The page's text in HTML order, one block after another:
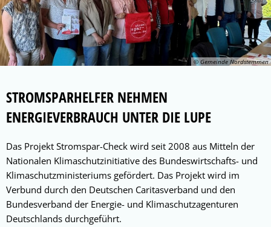
© Gemeinde Nordstemmen
STROMSPARHELFER NEHMEN
ENERGIEVERBRAUCH UNTER DIE LUPE
Das Projekt Stromspar-Check wird seit 2008 aus Mitteln der
Nationalen Klimaschutzinitiative des Bundeswirtschafts- und
Klimaschutzministeriums gefördert. Das Projekt wird im
Verbund durch den Deutschen Caritasverband und den
Bundesverband der Energie- und Klimaschutzagenturen
Deutschlands durchgeführt.